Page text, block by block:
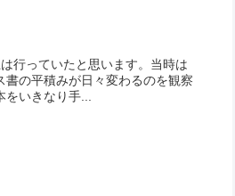
行っていたと思います。当時は
の平積みが日々変わるのを観察
いきなり手...